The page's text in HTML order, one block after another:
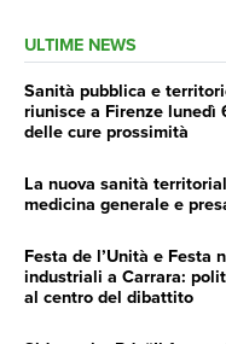
ULTIME NEWS
Sanità pubblica e
riunisce a Firenze
delle cure prossimità
La nuova sanità
medicina generale e
Festa de l’Unità e Festa
industriali a Carrara:
al centro del dibattito